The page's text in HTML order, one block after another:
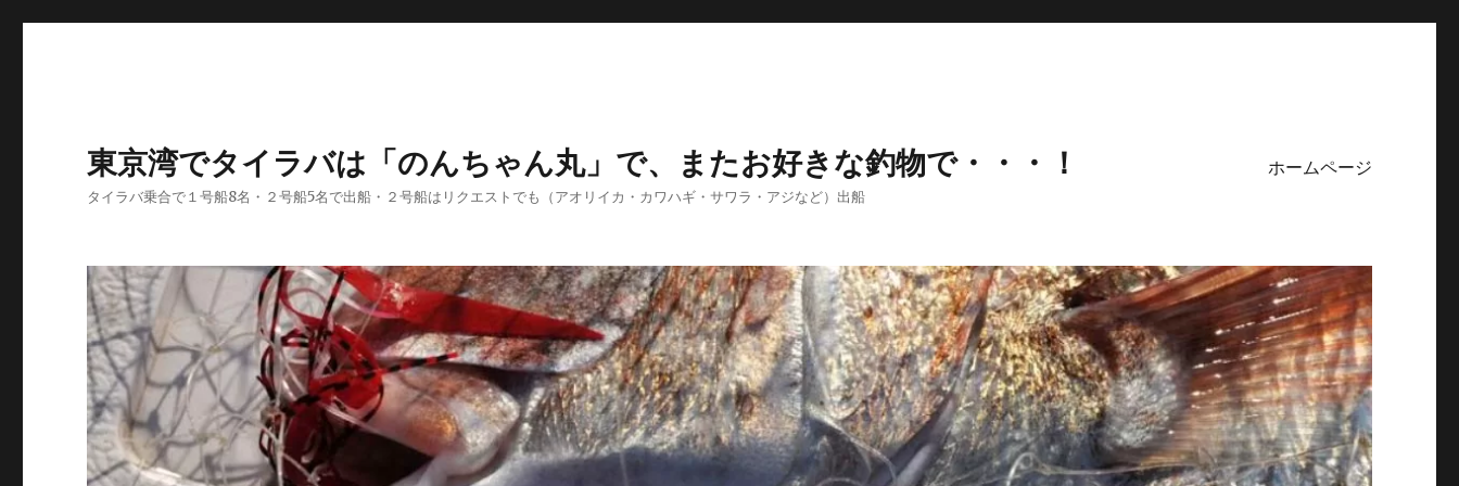
東京湾でタイラバは「のんちゃん丸」で、またお好きな釣物で・・・！
タイラバ乗合で１号船8名・２号船5名で出船・２号船はリクエストでも（アオリイカ・カワハギ・サワラ・アジなど）出船
ホームページ